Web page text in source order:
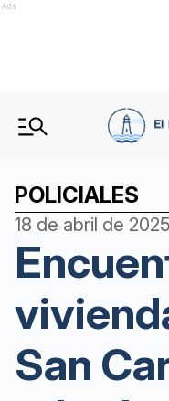
Ads
POLICIALES
18 de abril de
San